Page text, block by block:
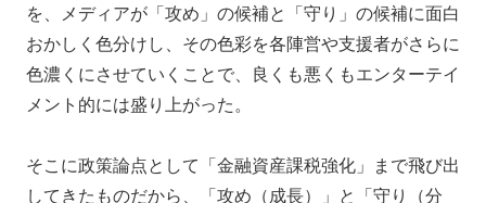
を、メディアが「攻め」の候補と「守り」の候補に面白
おかしく色分けし、その色彩を各陣営や支援者がさらに
色濃くにさせていくことで、良くも悪くもエンターテイ
メント的には盛り上がった。
そこに政策論点として「金融資産課税強化」まで飛び出
してきたものだから、「攻め（成長）」と「守り（分